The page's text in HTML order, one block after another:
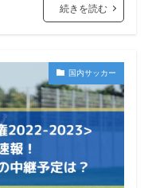
続きを読む
国内サッカー